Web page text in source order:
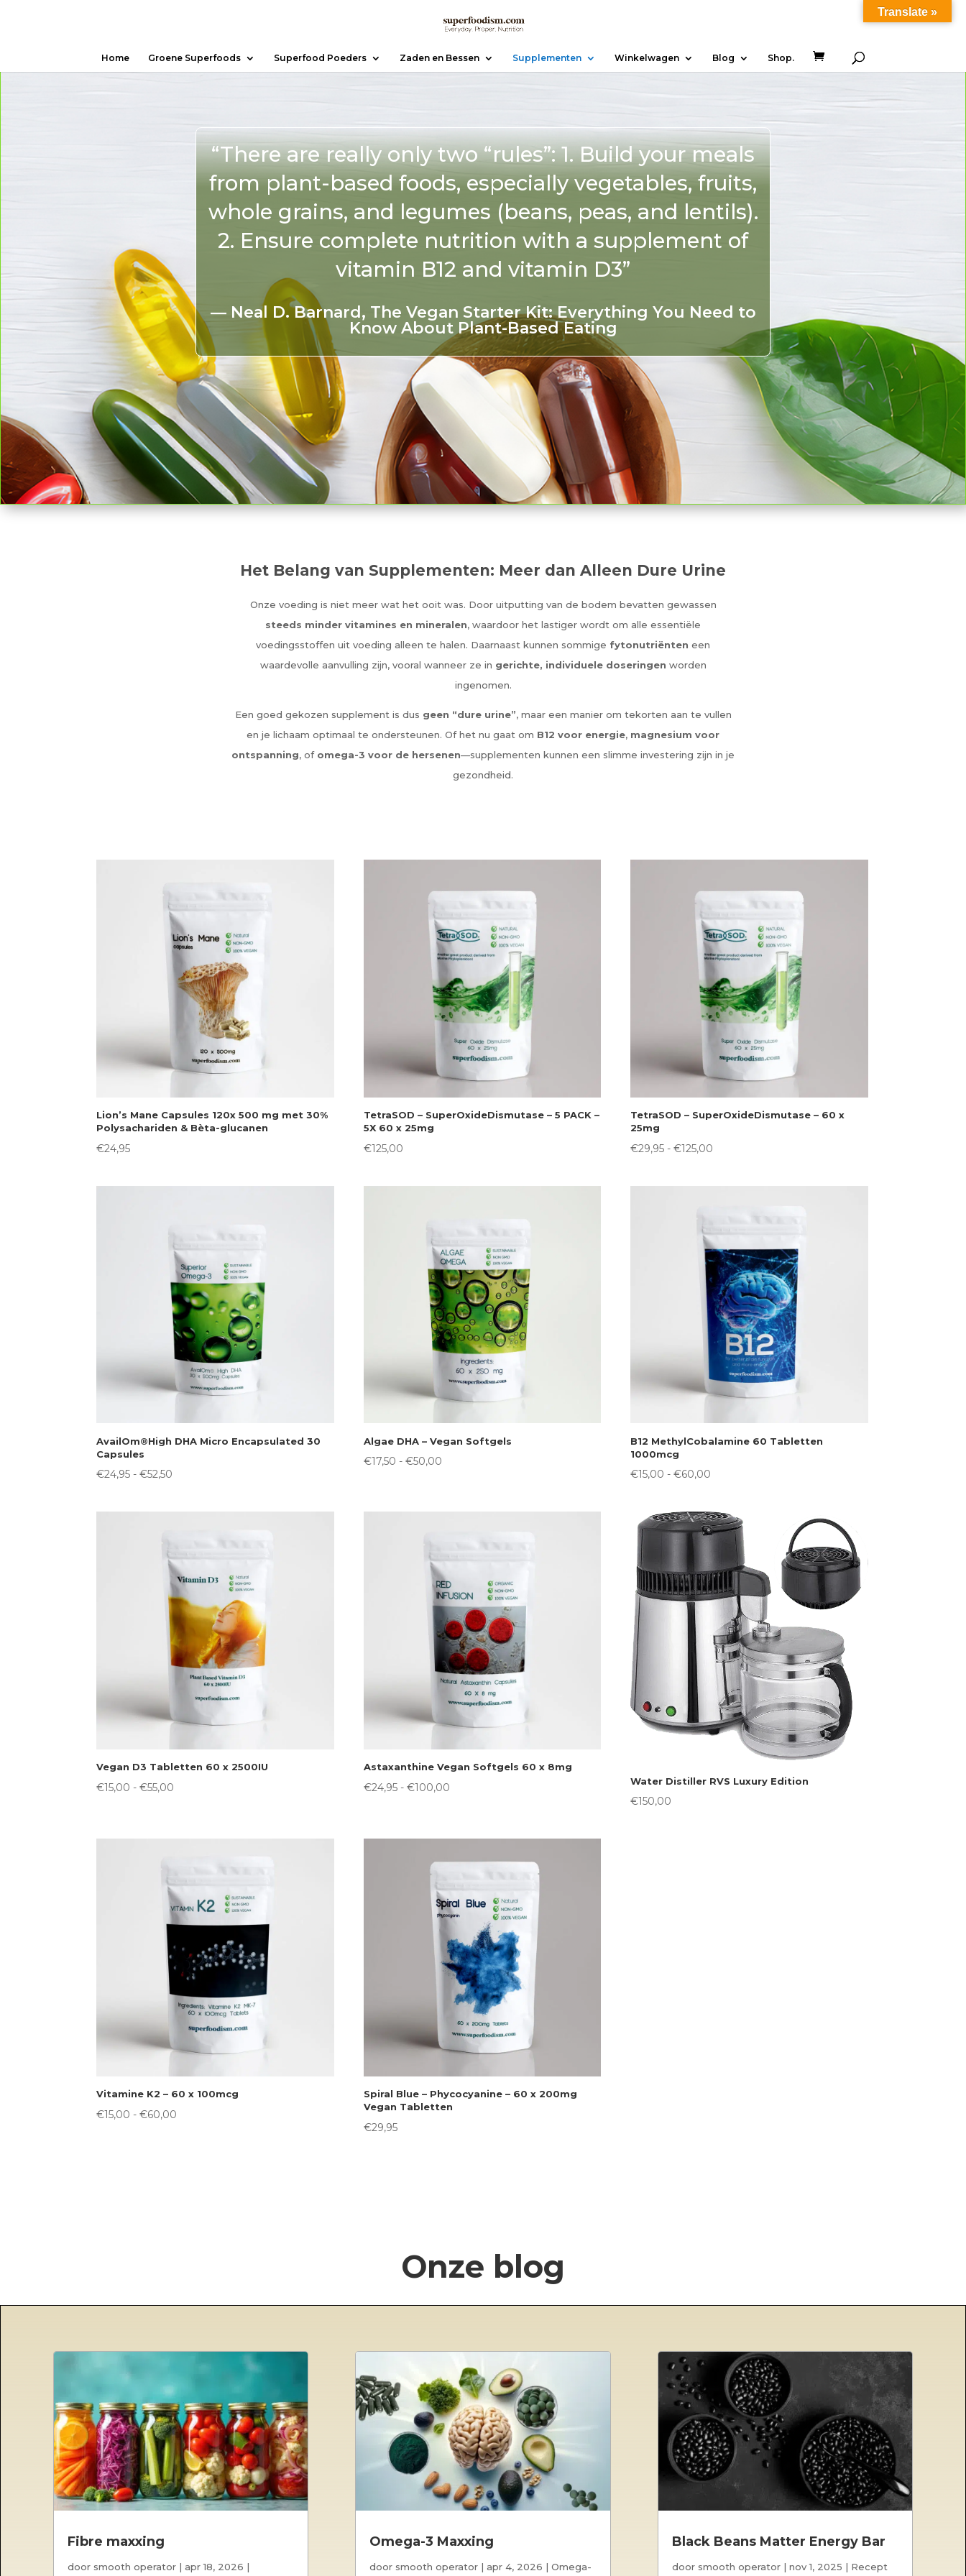
Home Groene Superfoods Superfood Poeders Zaden en Bessen Supplementen Winkelwagen Blog Shop.
“There are really only two “rules”: 1. Build your meals
from plant-based foods, especially vegetables, fruits,
whole grains, and legumes (beans, peas, and lentils).
2. Ensure complete nutrition with a supplement of
vitamin B12 and vitamin D3”
― Neal D. Barnard, The Vegan Starter Kit: Everything You Need to
Know About Plant-Based Eating
Het Belang van Supplementen: Meer dan Alleen Dure Urine
Onze voeding is niet meer wat het ooit was. Door uitputting van de bodem bevatten gewassen
steeds minder vitamines en mineralen, waardoor het lastiger wordt om alle essentiële
voedingsstoffen uit voeding alleen te halen. Daarnaast kunnen sommige fytonutriënten een
waardevolle aanvulling zijn, vooral wanneer ze in gerichte, individuele doseringen worden
ingenomen.
Een goed gekozen supplement is dus geen “dure urine”, maar een manier om tekorten aan te vullen
en je lichaam optimaal te ondersteunen. Of het nu gaat om B12 voor energie, magnesium voor
ontspanning, of omega-3 voor de hersenen—supplementen kunnen een slimme investering zijn in je
gezondheid.
Lion’s Mane Capsules 120x 500 mg met 30%
Polysachariden & Bèta-glucanen
€24,95
TetraSOD – SuperOxideDismutase – 5 PACK –
5X 60 x 25mg
€125,00
TetraSOD – SuperOxideDismutase – 60 x
25mg
€29,95 - €125,00
AvailOm®High DHA Micro Encapsulated 30
Capsules
€24,95 - €52,50
Algae DHA – Vegan Softgels
€17,50 - €50,00Prijsklasse:
B12 MethylCobalamine 60 Tabletten
1000mcg
€15,00 - €60,00
tot
€60,00
Vegan D3 Tabletten 60 x 2500IU
€15,00 - €55,00
Astaxanthine Vegan Softgels 60 x 8mg
€24,95 - €100,00Prijsklasse:
€100,00
Water Distiller RVS Luxury Edition
€150,00
Vitamine K2 – 60 x 100mcg
€15,00 - €60,00
Spiral Blue – Phycocyanine – 60 x 200mg
Vegan Tabletten
€29,95
Onze blog
Fibre maxxing
door smooth operator| apr 18, 2026 |
Omega-3 Maxxing
door smooth operator | apr 4, 2026 |Omega-
Black Beans Matter Energy Bar
door smooth operator |nov 1, 2025 | Recept
Translate »